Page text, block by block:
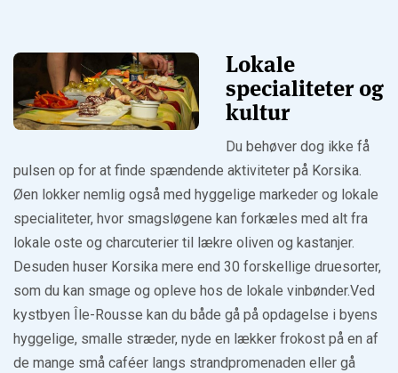
Lokale
specialiteter og
kultur
Du behøver dog ikke få
pulsen op for at finde spændende aktiviteter på Korsika.
Øen lokker nemlig også med hyggelige markeder og lokale
specialiteter, hvor smagsløgene kan forkæles med alt fra
lokale oste og charcuterier til lækre oliven og kastanjer.
Desuden huser Korsika mere end 30 forskellige druesorter,
som du kan smage og opleve hos de lokale vinbønder.Ved
kystbyen Île-Rousse kan du både gå på opdagelse i byens
hyggelige, smalle stræder, nyde en lækker frokost på en af
de mange små caféer langs strandpromenaden eller gå